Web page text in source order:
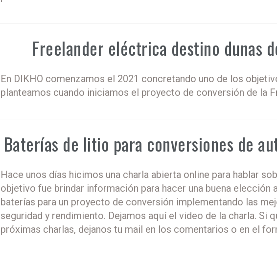
Freelander eléctrica destino dunas
En DIKHO comenzamos el 2021 concretando uno de los
planteamos cuando iniciamos el proyecto de conversión de la
Baterías de litio para conversiones de
Hace unos días hicimos una charla abierta online para hablar
objetivo fue brindar información para hacer una buena elección
baterías para un proyecto de conversión implementando las
seguridad y rendimiento. Dejamos aquí el video de la charla. Si
próximas charlas, dejanos tu mail en los comentarios o en el